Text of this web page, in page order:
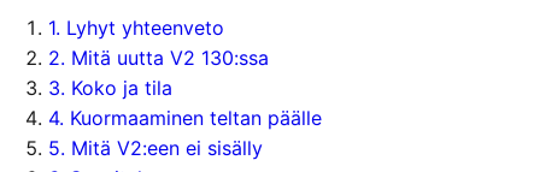
1. Lyhyt yhteenveto
2. Mitä uutta V2 130:ssa
3. Koko ja tila
4. Kuormaaminen teltan päälle
5. Mitä V2:een ei sisälly